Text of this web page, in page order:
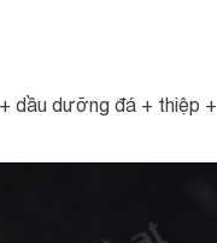
dầu dưỡng đá + thiệp +